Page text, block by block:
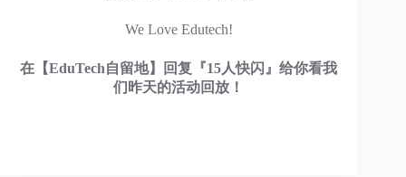
We Love Edutech!
在【EduTech自留地】回复『15人快闪』给你看我
们昨天的活动回放！